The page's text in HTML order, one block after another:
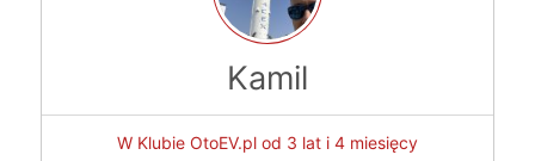
Kamil
W Klubie OtoEV.pl od 3 lat i 4 miesięcy